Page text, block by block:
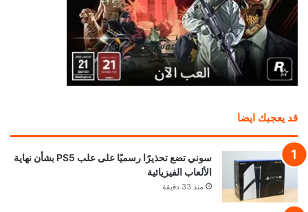
قد يعجبك ايضا
سوني تضع تحذيرًا رسميًا على علب PS5 بشأن نهاية
الألعاب الفيزيائية
منذ 33 دقيقة